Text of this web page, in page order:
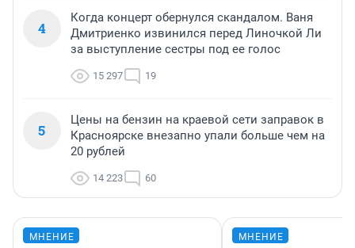
4
Когда концерт обернулся скандалом. Ваня
Дмитриенко извинился перед Линочкой Ли
за выступление сестры под ее голос
15 297 19
5
Цены на бензин на краевой сети заправок в
Красноярске внезапно упали больше чем на
20 рублей
14 223 60
МНЕНИЕ МНЕНИЕ